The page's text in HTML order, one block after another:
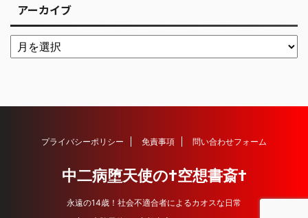
アーカイブ
プライバシーポリシー 免責事項 問い合わせフォーム
中二病堕天使の†空想書斎†
永遠の14歳！社会不適合者によるカオスな日常